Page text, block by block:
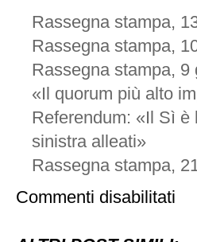
Rassegna stampa,
Rassegna stampa,
Rassegna stampa, 9
«Il quorum più alto
Referendum: «Il Sì è
sinistra alleati»
Rassegna stampa,
Commenti disabilitati